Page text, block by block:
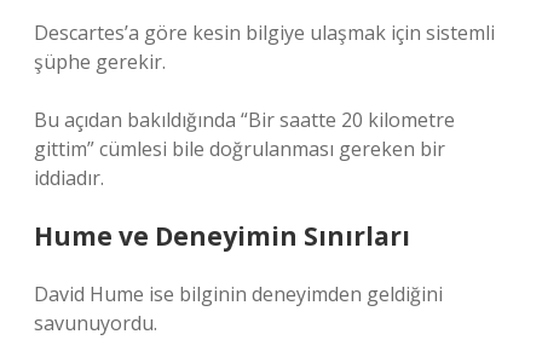
Descartes’a göre kesin bilgiye ulaşmak için sistemli
şüphe gerekir.
Bu açıdan bakıldığında “Bir saatte 20 kilometre
gittim” cümlesi bile doğrulanması gereken bir
iddiadır.
Hume ve Deneyimin Sınırları
David Hume ise bilginin deneyimden geldiğini
savunuyordu.